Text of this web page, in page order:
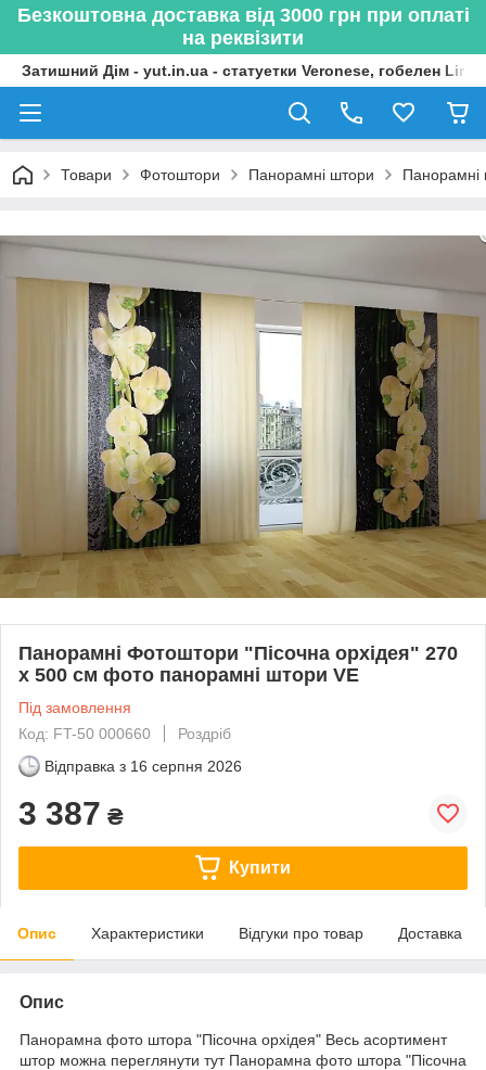
Безкоштовна доставка від 3000 грн при оплаті
на реквізити
Затишний Дім - yut.in.ua - статуетки Veronese, гобелен
Товари Фотоштори Панорамні штори Панорамні
Панорамні Фотоштори "Пісочна орхідея" 270
х 500 см фото панорамні штори VE
Під замовлення
Код: FT-50 000660
Роздріб
Відправка з 16 серпня 2026
3 387 ₴
Купити
Опис Характеристики Відгуки про товар Доставка
Опис
Панорамна фото штора "Пісочна орхідея" Весь асортимент
штор можна переглянути тут Панорамна фото штора "Пісочна